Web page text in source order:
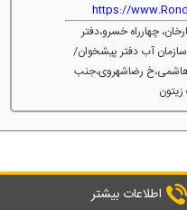
https://
چهارراه خسرو،دفتر
آب دفتر پیشخوان/
رضاشهروی،جنب
اطلاعات بیشتر